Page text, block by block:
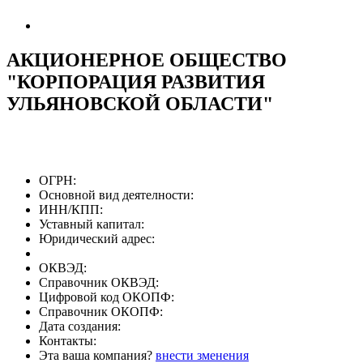
АКЦИОНЕРНОЕ ОБЩЕСТВО
"КОРПОРАЦИЯ РАЗВИТИЯ
УЛЬЯНОВСКОЙ ОБЛАСТИ"
ОГРН:
Основной вид деятелности:
ИНН/КПП:
Уставный капитал:
Юридический адрес:
ОКВЭД:
Справочник ОКВЭД:
Цифровой код ОКОПФ:
Справочник ОКОПФ:
Дата создания:
Контакты:
Эта ваша компания? внести зменения